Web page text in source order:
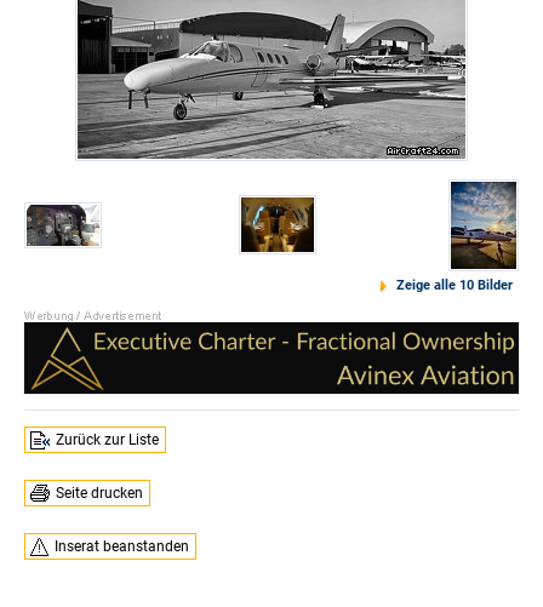
Zeige alle 10 Bilder
Zurück zur Liste
Seite drucken
Inserat beanstanden